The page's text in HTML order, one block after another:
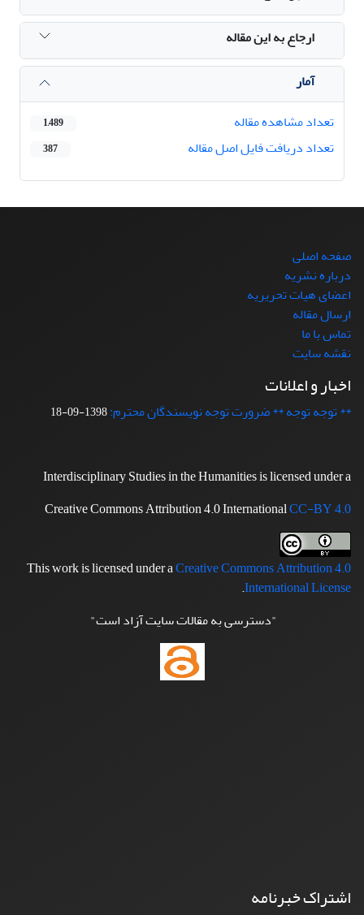
ارجاع به این مقاله
آمار
تعداد مشاهده مقاله
1,489
تعداد دریافت فایل اصل مقاله 387
صفحه اصلی
درباره نشریه
اعضای هیات تحریریه
ارسال مقاله
تماس با ما
نقشه سایت
اخبار و اعلانات
** توجه توجه ** ضرورت توجه نویسندگان محترم:1398-09-18
Interdisciplinary Studies in the Humanities is licensed under a
Creative Commons Attribution 4.0 InternationalCC-BY 4.0
This work is licensed under aCreative Commons Attribution 4.0
International License
.
"دسترسی به مقالات سایت آزاد است"
اشتراک خبرنامه